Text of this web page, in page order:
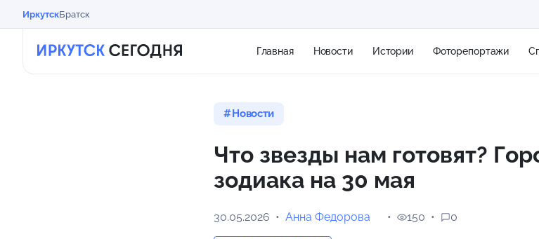
ИркутскБратск
Главная Новости Истории Фоторепортажи
Новости
Что звезды нам готовят?
зодиака на 30 мая
30.05.2026 Анна Федорова 150 0